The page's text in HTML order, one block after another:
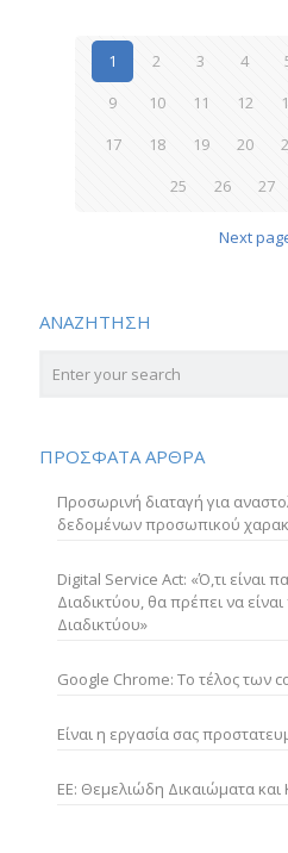
1 2 3 4
9
10 11 12
17
18 19 20
25
26 27
Next
ΑΝΑΖΗΤΗΣΗ
ΠΡΟΣΦΑΤΑ ΑΡΘΡΑ
Προσωρινή διαταγή για
δεδομένων προσωπικού
Digital Service Act: «Ό,τι είναι
Διαδικτύου, θα πρέπει να
Διαδικτύου»
Google Chrome: Το τέλος των
Είναι η εργασία σας
ΕΕ: Θεμελιώδη Δικαιώματα και